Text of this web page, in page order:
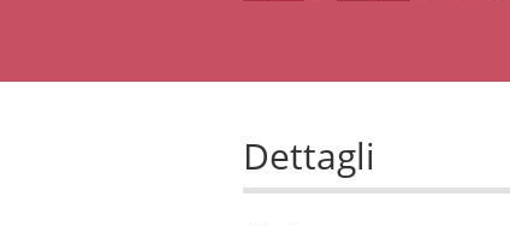
Dettagli